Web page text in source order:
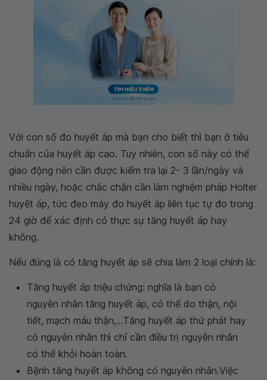
Với con số đo huyết áp mà bạn cho biết thì bạn ở tiêu
chuẩn của huyết áp cao. Tuy nhiên, con số này có thể
giao động nên cần được kiểm tra lại 2- 3 lần/ngày và
nhiều ngày, hoặc chắc chắn cần làm nghiệm pháp Holter
huyết áp, tức đeo máy đo huyết áp liên tục tự đo trong
24 giờ để xác định có thực sự tăng huyết áp hay
không.
Nếu đúng là có tăng huyết áp sẽ chia làm 2 loại chính là:
Tăng huyết áp triệu chứng: nghĩa là bạn có
nguyên nhân tăng huyết áp, có thể do thận, nội
tiết, mạch máu thận,...Tăng huyết áp thứ phát hay
có nguyên nhân thì chỉ cần điều trị nguyên nhân
có thể khỏi hoàn toàn.
Bệnh tăng huyết áp không có nguyên nhân.Việc